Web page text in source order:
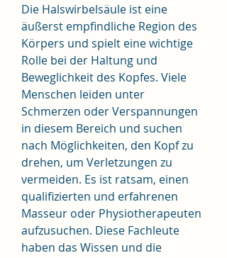
Die Halswirbelsäule ist eine
äußerst empfindliche Region des
Körpers und spielt eine wichtige
Rolle bei der Haltung und
Beweglichkeit des Kopfes. Viele
Menschen leiden unter
Schmerzen oder Verspannungen
in diesem Bereich und suchen
nach Möglichkeiten, den Kopf zu
drehen, um Verletzungen zu
vermeiden. Es ist ratsam, einen
qualifizierten und erfahrenen
Masseur oder Physiotherapeuten
aufzusuchen. Diese Fachleute
haben das Wissen und die